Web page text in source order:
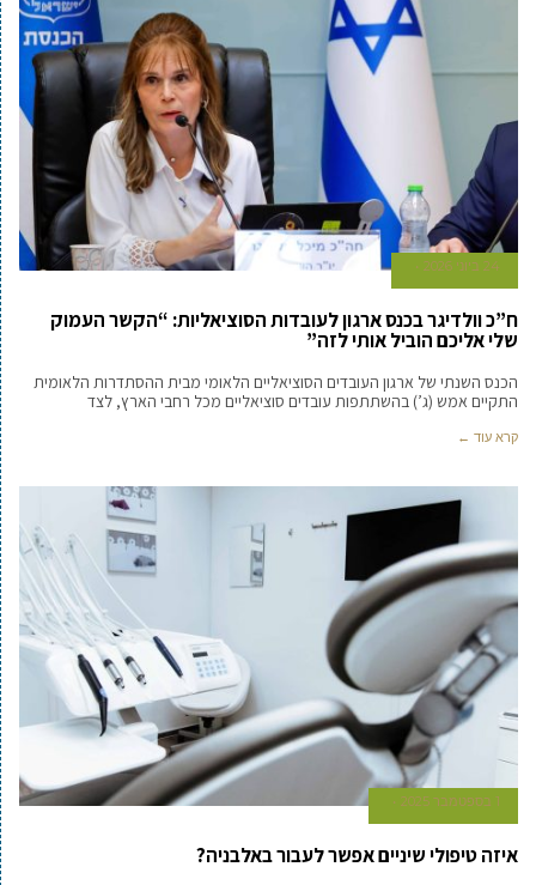
24 ביוני 2026
ח”כ וולדיגר בכנס ארגון לעובדות הסוציאליות: “הקשר העמוק
שלי אליכם הוביל אותי לזה”
הכנס השנתי של ארגון העובדים הסוציאליים הלאומי מבית ההסתדרות הלאומית
התקיים אמש (ג’) בהשתתפות עובדים סוציאליים מכל רחבי הארץ, לצד
קרא עוד ←
1 בספטמבר 2025
איזה טיפולי שיניים אפשר לעבור באלבניה?